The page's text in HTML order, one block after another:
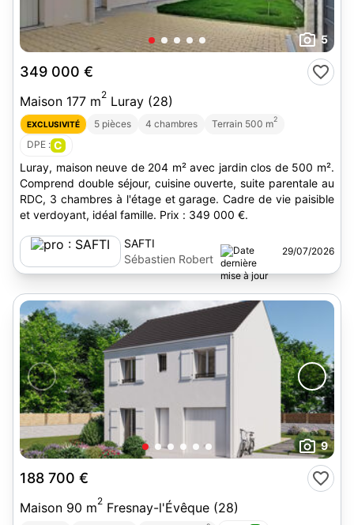
5
349 000 €
Maison 177 m2 Luray (28)
EXCLUSIVITÉ 5 pièces 4 chambres Terrain 500 m2
DPE : C
Luray, maison neuve de 204 m² avec jardin clos de 500 m².
Comprend double séjour, cuisine ouverte, suite parentale au
RDC, 3 chambres à l'étage et garage. Cadre de vie paisible
et verdoyant, idéal famille. Prix : 349 000 €.
SAFTI
Sébastien Robert
29/07/2026
9
188 700 €
Maison 90 m2 Fresnay-l'Évêque (28)